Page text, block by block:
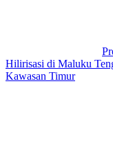
Hilirisasi di Maluku
Kawasan Timur